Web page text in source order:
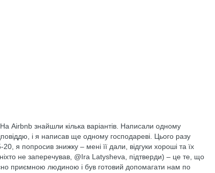
Airbnb знайшли кілька варіантів. Написали одному
і я написав ще одному господареві. Цього разу
я попросив знижку – мені її дали, відгуки хороші та їх
не заперечував, @Ira Latysheva, підтверди) – це те, що
приємною людиною і був готовий допомагати нам по